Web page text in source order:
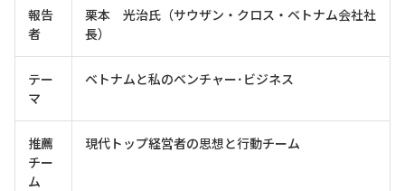
報告
者
栗本 光治氏（サウザン・クロス・ベトナム会社社
長）
テー
マ
ベトナムと私のベンチャー･ビジネス
推薦
チー
ム
現代トップ経営者の思想と行動チーム